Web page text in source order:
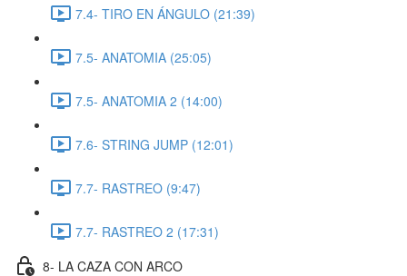
7.4- TIRO EN ÁNGULO (21:39)
7.5- ANATOMIA (25:05)
7.5- ANATOMIA 2 (14:00)
7.6- STRING JUMP (12:01)
7.7- RASTREO (9:47)
7.7- RASTREO 2 (17:31)
8- LA CAZA CON ARCO